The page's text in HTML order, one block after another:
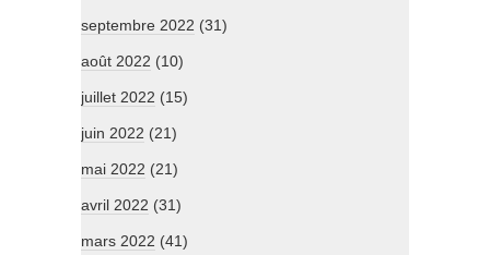
septembre 2022 (31)
août 2022 (10)
juillet 2022 (15)
juin 2022 (21)
mai 2022 (21)
avril 2022 (31)
mars 2022 (41)